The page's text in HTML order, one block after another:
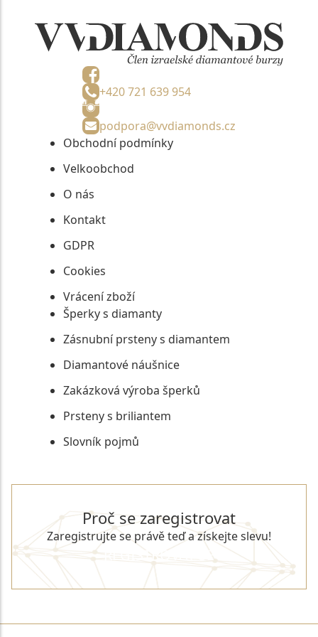
+420 721 639 954
podpora@vvdiamonds.cz
Obchodní podmínky
Velkoobchod
O nás
Kontakt
GDPR
Cookies
Vrácení zboží
Šperky s diamanty
Zásnubní prsteny s diamantem
Diamantové náušnice
Zakázková výroba šperků
Prsteny s briliantem
Slovník pojmů
Proč se zaregistrovat
Zaregistrujte se právě teď a získejte slevu!
REGISTROVAT SE